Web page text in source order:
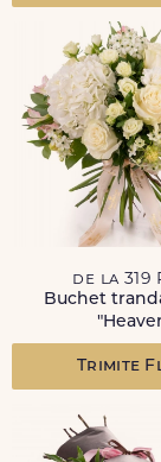
de la 319
Buchet
Trimite